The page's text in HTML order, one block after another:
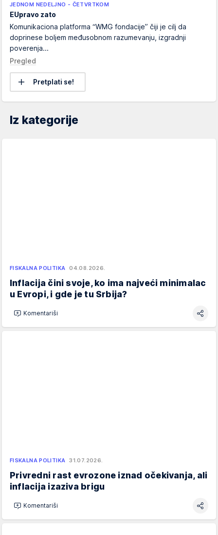
JEDNOM NEDELJNO - ČETVRTKOM
EUpravo zato
Komunikaciona platforma “WMG fondacije” čiji je cilj da
doprinese boljem međusobnom razumevanju, izgradnji
poverenja...
Pregled
Pretplati se!
Iz kategorije
FISKALNA POLITIKA 04.08.2026.
Inflacija čini svoje, ko ima najveći minimalac
u Evropi, i gde je tu Srbija?
Komentariši
FISKALNA POLITIKA 31.07.2026.
Privredni rast evrozone iznad očekivanja, ali
inflacija izaziva brigu
Komentariši